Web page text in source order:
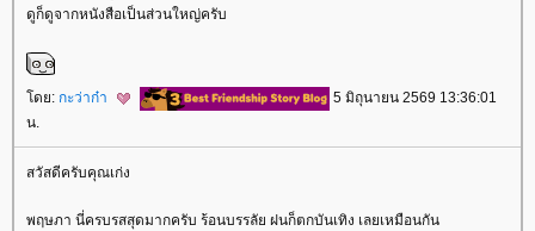
ดูก็ดูจากหนังสือเป็นส่วนใหญ่ครับ
ดย: กะว่าก๋า
5 มิถุนายน 2569 13:36:01
น.
สวัสดีครับคุณเก่ง
พฤษภา นี่ครบรสสุดมากครับ ร้อนบรรลัย ฝนก็ตกบันเทิง เลยเหมือนกัน